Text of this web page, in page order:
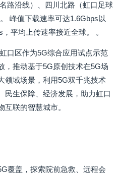
路沿线）、四川北路（虹口足球
峰值下载速率可达1.6Gbps以
平均上传速率接近全球。 。
口区作为5G综合应用试点示范
，推动基于5G原创技术在5G场
领域场景，利用5G双千兆技术
民生保障、经济发展，助力虹口
联的智慧城市。
覆盖，探索院前急救、远程会